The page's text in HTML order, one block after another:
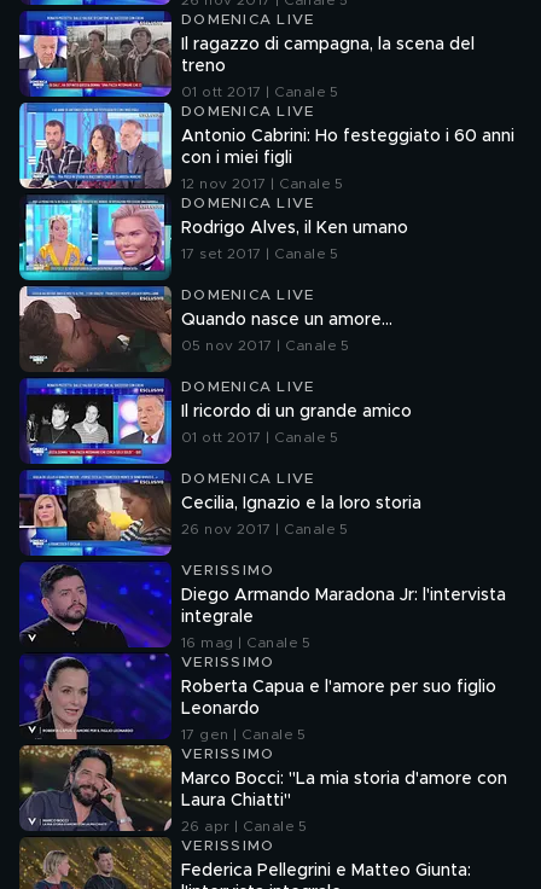
DOMENICA LIVE
Il ragazzo di campagna, la scena del
treno
01 ott 2017 | Canale 5
DOMENICA LIVE
Antonio Cabrini: Ho festeggiato i 60 anni
con i miei figli
12 nov 2017 | Canale 5
DOMENICA LIVE
Rodrigo Alves, il Ken umano
17 set 2017 | Canale 5
DOMENICA LIVE
Quando nasce un amore...
05 nov 2017 | Canale 5
DOMENICA LIVE
Il ricordo di un grande amico
01 ott 2017 | Canale 5
DOMENICA LIVE
Cecilia, Ignazio e la loro storia
26 nov 2017 | Canale 5
VERISSIMO
Diego Armando Maradona Jr: l'intervista
integrale
16 mag | Canale 5
VERISSIMO
Roberta Capua e l'amore per suo figlio
Leonardo
17 gen | Canale 5
VERISSIMO
Marco Bocci: "La mia storia d'amore con
Laura Chiatti"
26 apr | Canale 5
VERISSIMO
Federica Pellegrini e Matteo Giunta: